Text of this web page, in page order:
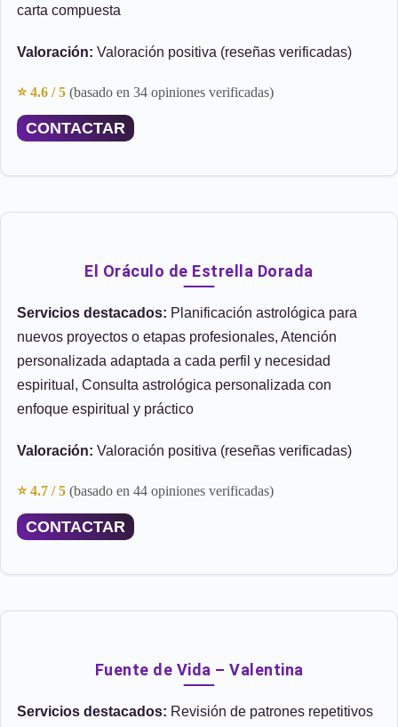
carta compuesta
Valoración: Valoración positiva (reseñas verificadas)
⭐ 4.6 / 5 (basado en 34 opiniones verificadas)
CONTACTAR
El Oráculo de Estrella Dorada
Servicios destacados: Planificación astrológica para
nuevos proyectos o etapas profesionales, Atención
personalizada adaptada a cada perfil y necesidad
espiritual, Consulta astrológica personalizada con
enfoque espiritual y práctico
Valoración: Valoración positiva (reseñas verificadas)
⭐ 4.7 / 5 (basado en 44 opiniones verificadas)
CONTACTAR
Fuente de Vida – Valentina
Servicios destacados: Revisión de patrones repetitivos